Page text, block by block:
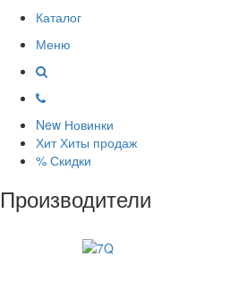
Каталог
Меню
New Новинки
Хит Хиты продаж
% Скидки
Производители